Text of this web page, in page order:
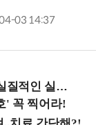
03 14:37
(9/18 양재역)